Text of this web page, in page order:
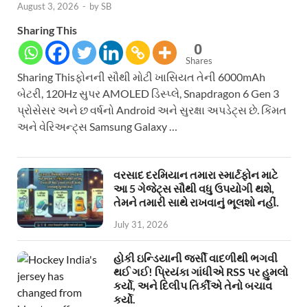
August 3, 2026 - bySB
Sharing This
0
Shares
Sharing Thisફોનની સૌથી મોટી ખાસિયત તેની 6000mAh
બેટરી, 120Hz સુપર AMOLED ડિસ્પ્લે, Snapdragon 6 Gen 3
પ્રોસેસર અને છ વર્ષનો Android અને સુરક્ષા અપડેટ્સ છે. કિંમત
અને વેરિઅન્ટ્સ Samsung Galaxy …
વરસાદ દરમિયાન તમારા સ્માર્ટફોન માટે
આ 5 ગેજેટ્સ સૌથી વધુ ઉપયોગી થશે,
તેમને તમારી સાથે રાખવાનું ભૂલશો નહીં.
July 31, 2026
હોકી ઇન્ડિયાની જર્સી વાદળીથી ભગવી
થઈ ગઈ! પ્રિયંકા ગાંધીએ RSS પર હુમલો
કર્યો, અને દિલીપ તિર્કીએ તેનો બચાવ
કર્યો.